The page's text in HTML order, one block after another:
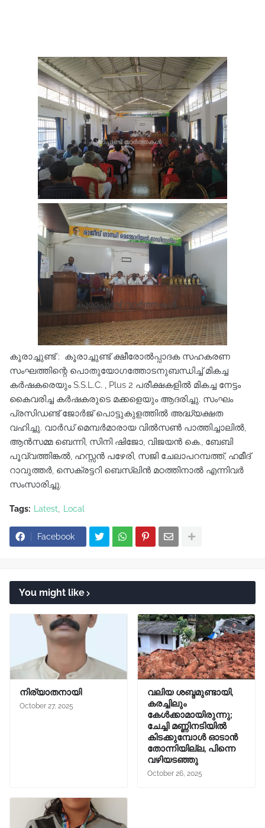
കൂരാച്ചുണ്ട് : കൂരാച്ചുണ്ട് ക്ഷീരോൽപ്പാദക സഹകരണ
സംഘത്തിന്റെ പൊതുയോഗത്തോടനുബന്ധിച്ച് മികച്ച
കർഷകരെയും S.S.L.C. , Plus 2 പരീക്ഷകളിൽ മികച്ച നേട്ടം
കൈവരിച്ച കർഷകരുടെ മക്കളെയും ആദരിച്ചു. സംഘം
പ്രസിഡണ്ട് ജോർജ് പൊട്ടുകുളത്തിൽ അദ്ധ്യക്ഷത
വഹിച്ചു. വാർഡ് മെമ്പർമാരായ വിൽസൺ പാത്തിച്ചാലിൽ,
ആൻസമ്മ ബെന്നി, സിനി ഷിജോ, വിജയൻ കെ., ബേബി
പൂവ്വത്തിങ്കൽ, ഹസ്സൻ പഴേരി, സജി ചേലാപറമ്പത്ത്, ഹമീദ്
റാവുത്തർ, സെക്രട്ടറി ബെസ്‌ലിൻ മഠത്തിനാൽ എന്നിവർ
സംസാരിച്ചു.
Tags: Latest Local
Facebook
You might like
നിര്യാതനായി
October 27, 2025
വലിയ ശബ്ദമുണ്ടായി,
കരച്ചിലും
കേൾക്കാമായിരുന്നു;
ചേച്ചി മണ്ണിനടിയിൽ
കിടക്കുമ്പോൾ ഓടാൻ
തോന്നിയില്ല, പിന്നെ
വഴിയടഞ്ഞു
October 26, 2025